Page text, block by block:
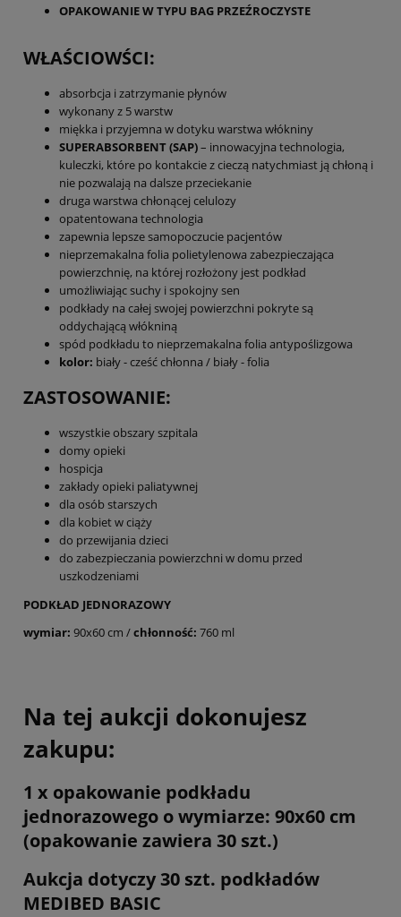
OPAKOWANIE W TYPU BAG PRZEŹROCZYSTE
WŁAŚCIOWŚCI:
absorbcja i zatrzymanie płynów
wykonany z 5 warstw
miękka i przyjemna w dotyku warstwa włókniny
SUPERABSORBENT (SAP)– innowacyjna technologia,
kuleczki, które po kontakcie z cieczą natychmiast ją chłoną i
nie pozwalają na dalsze przeciekanie
druga warstwa chłonącej celulozy
opatentowana technologia
zapewnia lepsze samopoczucie pacjentów
nieprzemakalna folia polietylenowa zabezpieczająca
powierzchnię, na której rozłożony jest podkład
umożliwiając suchy i spokojny sen
podkłady na całej swojej powierzchni pokryte są
oddychającą włókniną
spód podkładu to nieprzemakalna folia antypoślizgowa
kolor: biały - cześć chłonna / biały - folia
ZASTOSOWANIE:
wszystkie obszary szpitala
domy opieki
hospicja
zakłady opieki paliatywnej
dla osób starszych
dla kobiet w ciąży
do przewijania dzieci
do zabezpieczania powierzchni w domu przed
uszkodzeniami
PODKŁAD JEDNORAZOWY
wymiar: 90x60 cm /chłonność: 760 ml
Na tej aukcji dokonujesz
zakupu:
1 x opakowanie podkładu
jednorazowego o wymiarze: 90x60 cm
(opakowanie zawiera 30 szt.)
Aukcja dotyczy 30 szt. podkładów
MEDIBED BASIC